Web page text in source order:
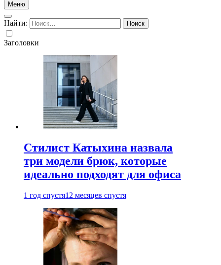
Меню
Найти:
Заголовки
Стилист Катыхина назвала
три модели брюк, которые
идеально подходят для офиса
1 год спустя12 месяцев спустя